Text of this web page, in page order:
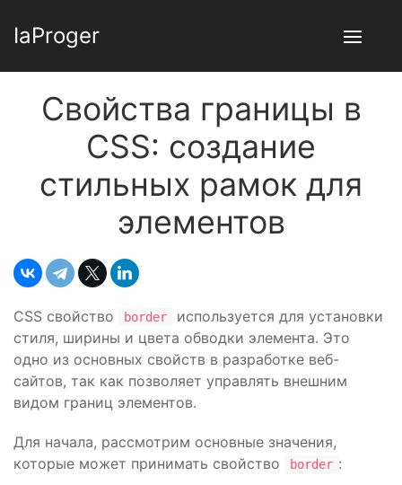
IaProger
Свойства границы в
CSS: создание
стильных рамок для
элементов
CSS свойство border
используется для установки
стиля, ширины и цвета обводки элемента. Это
одно из основных свойств в разработке веб-
сайтов, так как позволяет управлять внешним
видом границ элементов.
Для начала, рассмотрим основные значения,
которые может принимать свойство
border :